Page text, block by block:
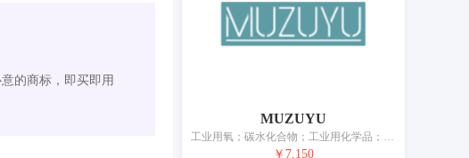
的商标，即买即用
MUZUYU
工业用氧；碳水化合物；工业用化学品；除杀真菌剂、除草剂、杀虫剂、杀寄生虫剂外的农业化学品；非医用、非兽医用化学试剂；未加工塑料；肥料；食物防腐用化学品；制革用油；工业用黏合剂
￥7,150